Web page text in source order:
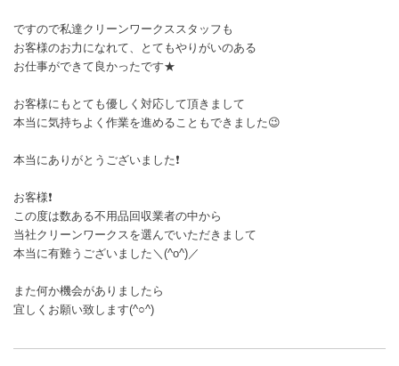
ですので私達クリーンワークススタッフも
お客様のお力になれて、とてもやりがいのある
お仕事ができて良かったです★
お客様にもとても優しく対応して頂きまして
本当に気持ちよく作業を進めることもできました😉
本当にありがとうございました❗
お客様❗
この度は数ある不用品回収業者の中から
当社クリーンワークスを選んでいただきまして
本当に有難うございました＼(^o^)／
また何か機会がありましたら
宜しくお願い致します(^○^)